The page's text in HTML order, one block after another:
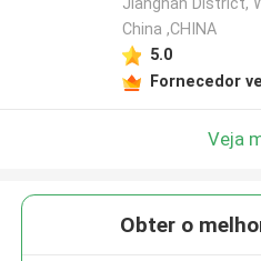
China ,CHINA
5.0
Fornecedor
Veja
Obter o